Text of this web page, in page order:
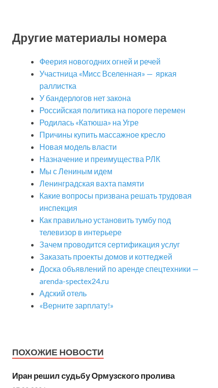
Другие материалы номера
Феерия новогодних огней и речей
Участница «Мисс Вселенная» — яркая
раллистка
У бандерлогов нет закона
Российская политика на пороге перемен
Родилась «Катюша» на Угре
Причины купить массажное кресло
Новая модель власти
Назначение и преимущества РЛК
Мы с Лениным идем
Ленинградская вахта памяти
Какие вопросы призвана решать трудовая
инспекция
Как правильно установить тумбу под
телевизор в интерьере
Зачем проводится сертификация услуг
Заказать проекты домов и коттеджей
Доска объявлений по аренде спецтехники —
arenda-spectex24.ru
Адский отель
«Верните зарплату!»
ПОХОЖИЕ НОВОСТИ
Иран решил судьбу Ормузского пролива